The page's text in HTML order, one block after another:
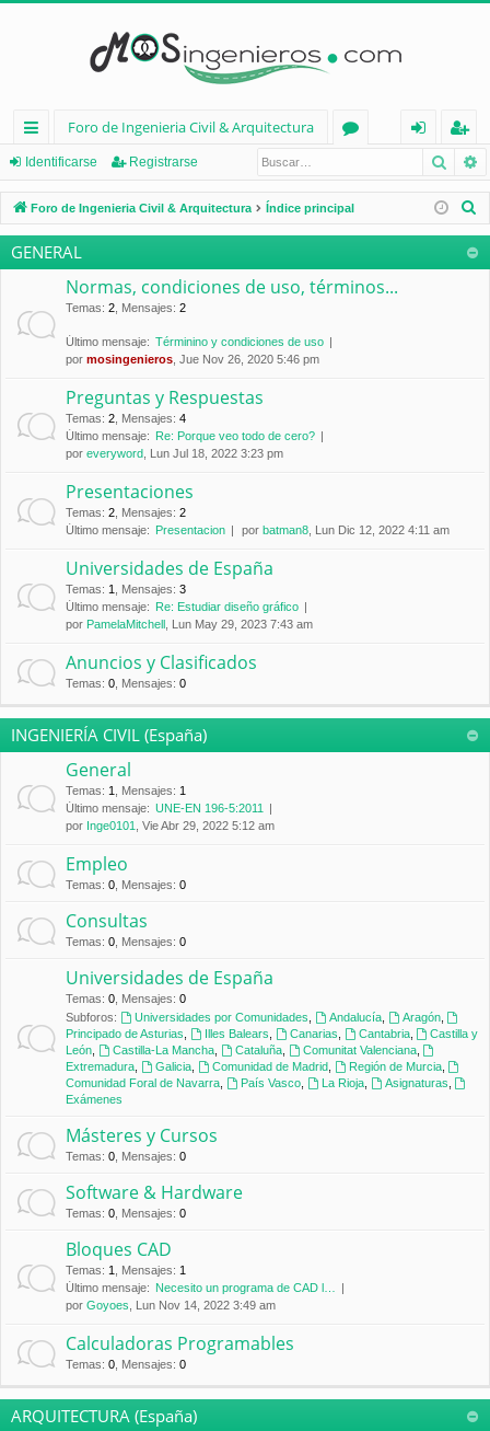
nl
ac
es
rá
d
Foro de Ingenieria Civil & Arquitectura
os
nt
ifi
eg
ist
ra
Identificarse Registrarse
Foro de Ingenieria Civil & Arquitectura Índice principal
GENERAL
Normas, condiciones de uso, términos...
Temas: 2 Mensajes: 2
Último mensaje: Términino y condiciones de uso
por mosingenieros , Jue Nov 26, 2020 5:46 pm
Preguntas y Respuestas
Temas: 2 Mensajes: 4
Último mensaje: Re: Porque veo todo de cero?
por everyword , Lun Jul 18, 2022 3:23 pm
Presentaciones
Temas: 2 Mensajes: 2
Último mensaje: Presentacion por batman8 , Lun Dic 12, 2022 4:11 am
Universidades de España
Temas: 1 Mensajes: 3
Último mensaje: Re: Estudiar diseño gráfico
por PamelaMitchell , Lun May 29, 2023 7:43 am
Anuncios y Clasificados
Temas: 0 Mensajes: 0
INGENIERÍA CIVIL (España)
General
Temas: 1 Mensajes: 1
Último mensaje: UNE-EN 196-5:2011
por Inge0101 , Vie Abr 29, 2022 5:12 am
Empleo
Temas: 0 Mensajes: 0
Consultas
Temas: 0 Mensajes: 0
Universidades de España
Temas: 0 Mensajes: 0
Subforos:
Universidades por Comunidades Andalucía, Aragón,
Principado de Asturias
Illes Balears Canarias Cantabria,
Castilla y
León
Castilla-La Mancha, Cataluña, Comunitat Valenciana,
Extremadura
Galicia, Comunidad de Madrid, Región de Murcia,
Comunidad Foral de Navarra
País Vasco, La Rioja, Asignaturas
Exámenes
Másteres y Cursos
Temas: 0 Mensajes: 0
Software & Hardware
Temas: 0 Mensajes: 0
Bloques CAD
Temas: 1 Mensajes: 1
Último mensaje: Necesito un programa de CAD l…
por Goyoes , Lun Nov 14, 2022 3:49 am
Calculadoras Programables
Temas: 0 Mensajes: 0
ARQUITECTURA (España)